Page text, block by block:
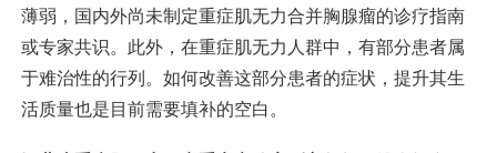
薄弱，国内外尚未制定重症肌无力合并胸腺瘤的诊疗指南
或专家共识。此外，在重症肌无力人群中，有部分患者属
于难治性的行列。如何改善这部分患者的症状，提升其生
活质量也是目前需要填补的空白。